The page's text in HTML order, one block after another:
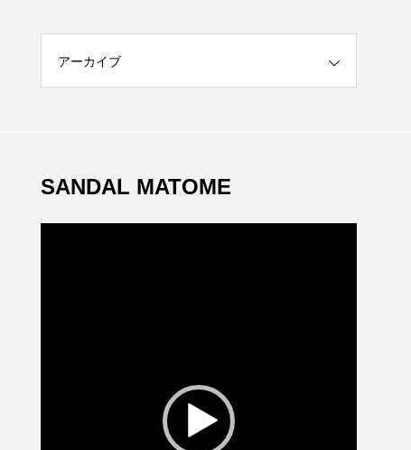
アーカイブ
SANDAL MATOME